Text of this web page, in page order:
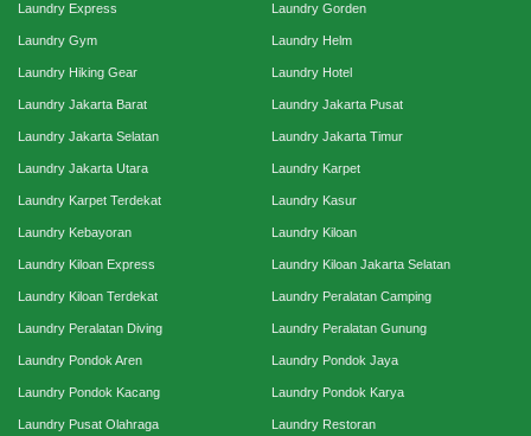
Laundry Express Laundry Gorden
Laundry Gym Laundry Helm
Laundry Hiking Gear Laundry Hotel
Laundry Jakarta Barat Laundry Jakarta Pusat
Laundry Jakarta Selatan Laundry Jakarta Timur
Laundry Jakarta Utara Laundry Karpet
Laundry Karpet Terdekat Laundry Kasur
Laundry Kebayoran Laundry Kiloan
Laundry Kiloan Express Laundry Kiloan Jakarta Selatan
Laundry Kiloan Terdekat Laundry Peralatan Camping
Laundry Peralatan Diving Laundry Peralatan Gunung
Laundry Pondok Aren Laundry Pondok Jaya
Laundry Pondok Kacang Laundry Pondok Karya
Laundry Pusat Olahraga Laundry Restoran